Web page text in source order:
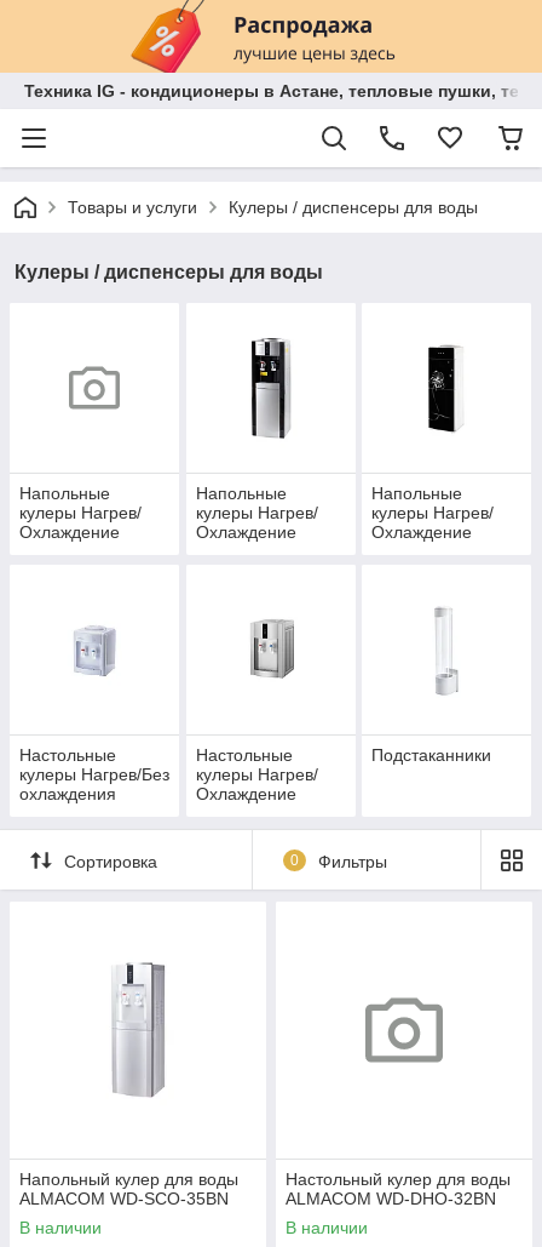
Техника IG - кондиционеры в Астане, тепловые пушки,
Товары и услуги Кулеры / диспенсеры для воды
Кулеры / диспенсеры для воды
Напольные
кулеры Нагрев/
Охлаждение
Напольные
кулеры Нагрев/
Охлаждение
Напольные
кулеры Нагрев/
Охлаждение
Настольные
кулеры Нагрев/Без
охлаждения
Настольные
кулеры Нагрев/
Охлаждение
Подстаканники
Сортировка 0 Фильтры
Напольный кулер для воды
ALMACOM WD-SCO-35BN
В наличии
Настольный кулер для воды
ALMACOM WD-DHO-32BN
В наличии